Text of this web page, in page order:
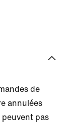
de
annulées
peuvent pas